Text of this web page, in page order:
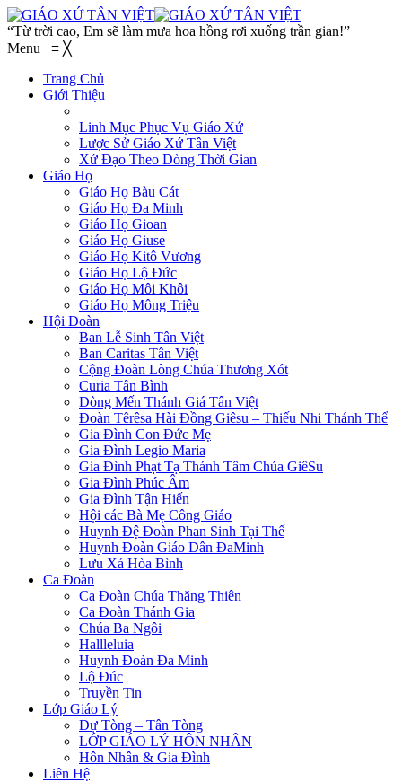
“Từ trời cao, Em sẽ làm mưa hoa hồng rơi xuống trần gian!”
Menu ≡ ╳
Trang Chủ
Giới Thiệu
Linh Mục Phục Vụ Giáo Xứ
Lược Sử Giáo Xứ Tân Việt
Xứ Đạo Theo Dòng Thời Gian
Giáo Họ
Giáo Họ Bàu Cát
Giáo Họ Đa Minh
Giáo Họ Gioan
Giáo Họ Giuse
Giáo Họ Kitô Vương
Giáo Họ Lộ Đức
Giáo Họ Môi Khôi
Giáo Họ Mông Triệu
Hội Đoàn
Ban Lễ Sinh Tân Việt
Ban Caritas Tân Việt
Cộng Đoàn Lòng Chúa Thương Xót
Curia Tân Bình
Dòng Mến Thánh Giá Tân Việt
Đoàn Têrêsa Hài Đồng Giêsu – Thiếu Nhi Thánh Thể
Gia Đình Con Đức Mẹ
Gia Đình Legio Maria
Gia Đình Phạt Tạ Thánh Tâm Chúa GiêSu
Gia Đình Phúc Âm
Gia Đình Tận Hiến
Hội các Bà Mẹ Công Giáo
Huynh Đệ Đoàn Phan Sinh Tại Thế
Huynh Đoàn Giáo Dân ĐaMinh
Lưu Xá Hòa Bình
Ca Đoàn
Ca Đoàn Chúa Thăng Thiên
Ca Đoàn Thánh Gia
Chúa Ba Ngôi
Hallleluia
Huynh Đoàn Đa Minh
Lộ Đúc
Truyền Tin
Lớp Giáo Lý
Dự Tòng – Tân Tòng
LỚP GIÁO LÝ HÔN NHÂN
Hôn Nhân & Gia Đình
Liên Hệ